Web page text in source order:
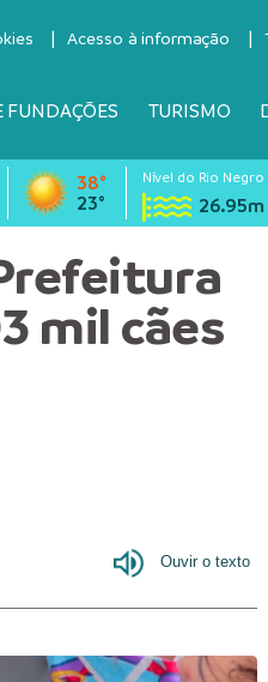
Acesso à informação
FUNDAÇÕES TURISMO
38°
23°
Nível do Rio Negro
26.95m
mil cães